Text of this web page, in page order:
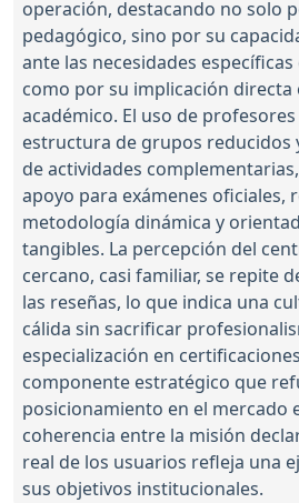
operación, destacando no solo
pedagógico, sino por su
ante las necesidades
como por su implicación directa
académico. El uso de
estructura de grupos reducidos
de actividades
apoyo para exámenes oficiales,
metodología dinámica y
tangibles. La percepción del
cercano, casi familiar, se repite
las reseñas, lo que indica una
cálida sin sacrificar
especialización en
componente estratégico que
posicionamiento en el mercado
coherencia entre la misión
real de los usuarios refleja una
sus objetivos institucionales.